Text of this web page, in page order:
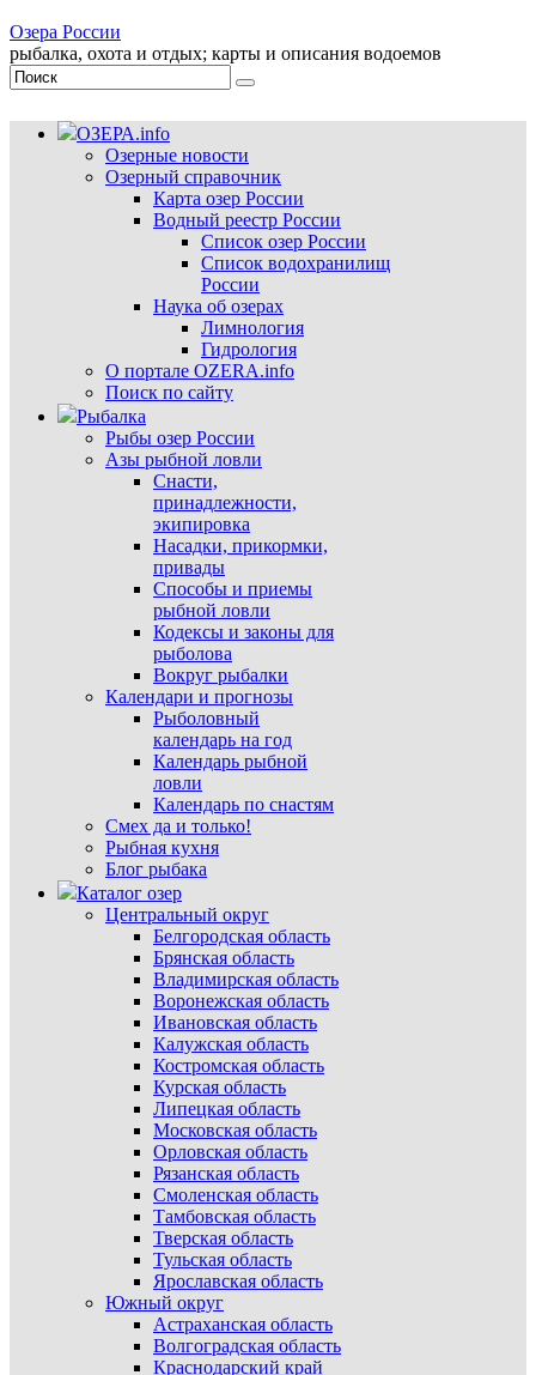
Озера России
рыбалка, охота и отдых; карты и описания водоемов
ОЗЕРА.info
Озерные новости
Озерный справочник
Карта озер России
Водный реестр России
Список озер России
Список водохранилищ
России
Наука об озерах
Лимнология
Гидрология
О портале OZERA.info
Поиск по сайту
Рыбалка
Рыбы озер России
Азы рыбной ловли
Снасти,
принадлежности,
экипировка
Насадки, прикормки,
привады
Способы и приемы
рыбной ловли
Кодексы и законы для
рыболова
Вокруг рыбалки
Календари и прогнозы
Рыболовный
календарь на год
Календарь рыбной
ловли
Календарь по снастям
Смех да и только!
Рыбная кухня
Блог рыбака
Каталог озер
Центральный округ
Белгородская область
Брянская область
Владимирская область
Воронежская область
Ивановская область
Калужская область
Костромская область
Курская область
Липецкая область
Московская область
Орловская область
Рязанская область
Смоленская область
Тамбовская область
Тверская область
Тульская область
Ярославская область
Южный округ
Астраханская область
Волгоградская область
Краснодарский край